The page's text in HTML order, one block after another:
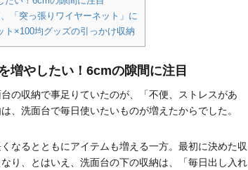
「突っ張りワイヤーネット」に
×100均グッズの引っかけ収納
増やしたい！6cmの隙間に注目
の収納で事足りていたのが、「不便、ストレスがあ
、洗面台で毎日使いたいものが増えたからでした。
なるとともにアイテムも増える一方。最初に決めた収
り、とはいえ、洗面台の下の収納は、「毎日出し入れ